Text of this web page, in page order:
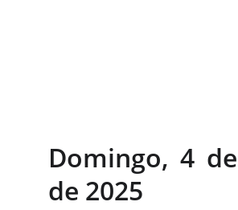
Domingo, 4
de 2025